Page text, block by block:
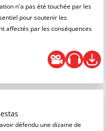
n'a pas été touchée par les
pour soutenir les
affectés par les conséquences
défendu une dizaine de